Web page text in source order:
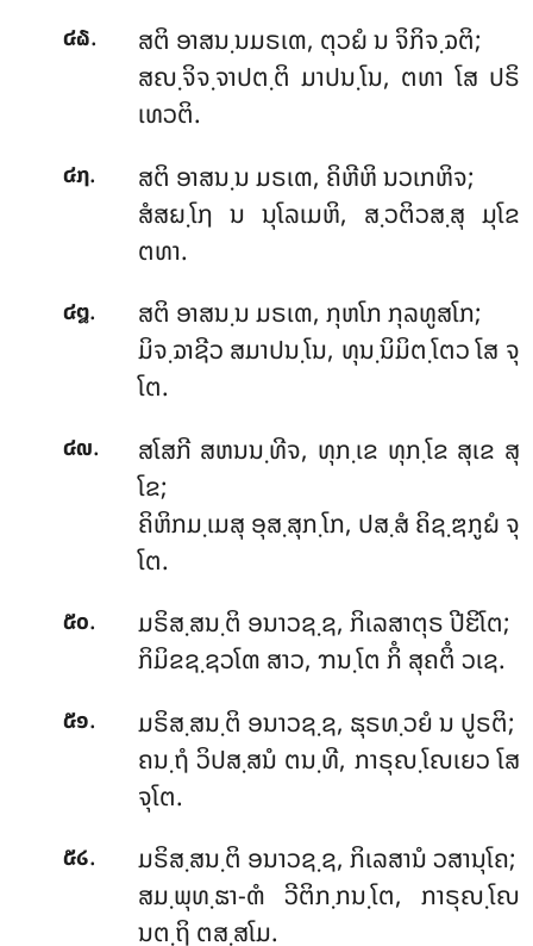
໔໖. ສຕິ ອາສນ຺ນມຣເຓ, ຕຸວຏໍ ນ ຈິກິຈ຺ຉຕິ;
ສຎ຺ຈິຈ຺ຈາປຕ຺ຕິ ມາປນ຺ໂນ, ຕທາ ໂສ ປຣິ
ເທວຕິ.
໔໗.
ສຕິ ອາສນ຺ນ ມຣເຓ, ຄິຫີຫິ ນວເກຫິຈ;
ສໍສຏ຺ໂຐ ນ ນຸໂລເມຫິ, ສ຺ວຕິວສ຺ສຸ ມຸໂຂ
ຕທາ.
໔໘. ສຕິ ອາສນ຺ນ ມຣເຓ, ກຸຫໂກ ກຸລທູສໂກ;
ມິຈ຺ຉາຊີວ ສມາປນ຺ໂນ, ທຸນ຺ນິມິຕ຺ໂຕວ ໂສ ຈຸ
ໂຕ.
໔໙. ສໂສກີ ສຫນນ຺ທີຈ, ທຸກ຺ເຂ ທຸກ຺ໂຂ ສຸເຂ ສຸ
ໂຂ;
ຄິຫິກມ຺ເມສຸ ອຸສ຺ສຸກ຺ໂກ, ປສ຺ສໍ ຄິຊ຺ຌກູຏໍ ຈຸ
ໂຕ.
໕໐.
ມຣິສ຺ສນ຺ຕິ ອນາວຊ຺ຊ, ກິເລສາຕຸຣ ປີຬິໂຕ;
ກິມິຂຊ຺ຊວໂຓ ສາວ, ຠນ຺ໂຕ ກິໍ ສຸຄຕິໍ ວເຊ.
໕໑. ມຣິສ຺ສນ຺ຕິ ອນາວຊ຺ຊ, ຘຸຣທ຺ວຍໍ ນ ປູຣຕິ;
ຄນ຺ຖໍ ວິປສ຺ສນໍ ຕນ຺ທີ, ກາຣຸຎ຺ໂຎເຍວ ໂສ
ຈຸໂຕ.
໕໒.
ມຣິສ຺ສນ຺ຕິ ອນາວຊ຺ຊ, ກິເລສານໍ ວສານຸໂຄ;
ສມ຺ພຸທ຺ຘາ-ຓໍ ວີຕິກ຺ກນ຺ໂຕ, ກາຣຸຎ຺ໂຎ
ນຕ຺ຖິ ຕສ຺ສໂມ.